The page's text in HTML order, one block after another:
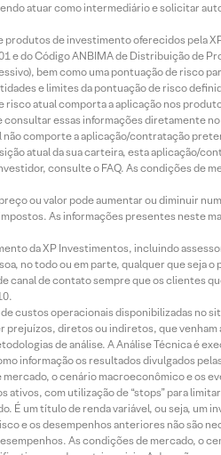
atuar como intermediário e solicitar
de investimento oferecidos pela
e do Código ANBIMA de Distribuição de
bem como uma pontuação de risco
e limites da pontuação de risco
atual comporta a aplicação nos
essas informações diretamente
comporte a aplicação/contratação
atual da sua carteira, esta aplicação/
consulte o FAQ. As condições de
ou valor pode aumentar ou diminuir
As informações presentes neste
da XP Investimentos, incluindo
no todo ou em parte, qualquer que
canal de contato sempre que os clientes
custos operacionais disponibilizadas no
prejuízos, diretos ou indiretos, que
de análise. A Análise Técnica
informação os resultados divulgados
o cenário macroeconômico e os
com utilização de “stops” para
É um título de renda variável, ou seja,
e os desempenhos anteriores não são
As condições de mercado, o